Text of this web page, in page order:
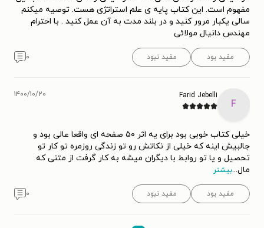
مفهوم است. این کتاب پایه ی علم استراتژی هست. توصیه میکنم
سالی یکبار مرور کنید و در بلند مدت به آن عمل کنید . با احترام
مهندس دانیال مولائی
مفید بود مفید نبود ۰
F
Farid Jebelli ۱۴۰۰/۱۰/۲۰
خیلی کتاب خوبی بود برای یه اثر ۵۰ صفحه ای واقعا عالی بود و
جالبیش اینه که خیلی از نکاتش رو تو زندگی روزمره تو کار تو
تحصیل و یا تو روابط با دیگران میشه به کار گرفت از متنی که
مال...بیشتر
مفید بود مفید نبود ۰